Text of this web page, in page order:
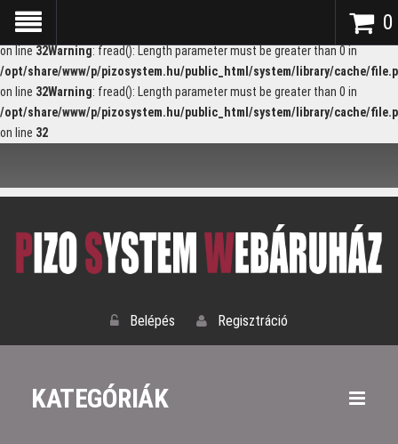
Warning
/opt/share/www/p/pizosystem.hu/public_html/system/library/cache/
on line 32Warning: fread(): Length parameter must be greater than 0 in
/opt/share/www/p/pizosystem.hu/public_html/system/library/cache/
on line 32Warning: fread(): Length parameter must be greater than 0 in
/opt/share/www/p/pizosystem.hu/public_html/system/library/cache/
on line 32
0
Belépés Regisztráció
KATEGÓRIÁK